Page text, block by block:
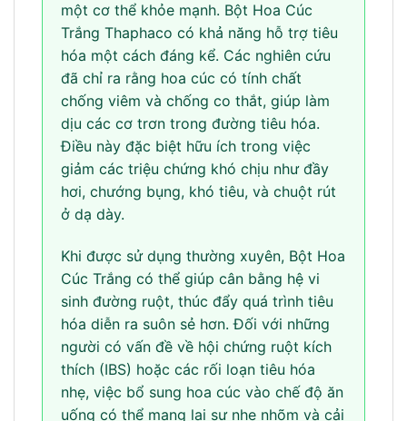
một cơ thể khỏe mạnh. Bột Hoa Cúc
Trắng Thaphaco có khả năng hỗ trợ tiêu
hóa một cách đáng kể. Các nghiên cứu
đã chỉ ra rằng hoa cúc có tính chất
chống viêm và chống co thắt, giúp làm
dịu các cơ trơn trong đường tiêu hóa.
Điều này đặc biệt hữu ích trong việc
giảm các triệu chứng khó chịu như đầy
hơi, chướng bụng, khó tiêu, và chuột rút
ở dạ dày.
Khi được sử dụng thường xuyên, Bột Hoa
Cúc Trắng có thể giúp cân bằng hệ vi
sinh đường ruột, thúc đẩy quá trình tiêu
hóa diễn ra suôn sẻ hơn. Đối với những
người có vấn đề về hội chứng ruột kích
thích (IBS) hoặc các rối loạn tiêu hóa
nhẹ, việc bổ sung hoa cúc vào chế độ ăn
uống có thể mang lại sự nhẹ nhõm và cải